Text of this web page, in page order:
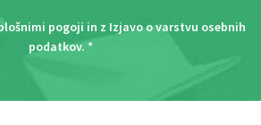
pogoji in z Izjavo o varstvu osebnih
podatkov. *